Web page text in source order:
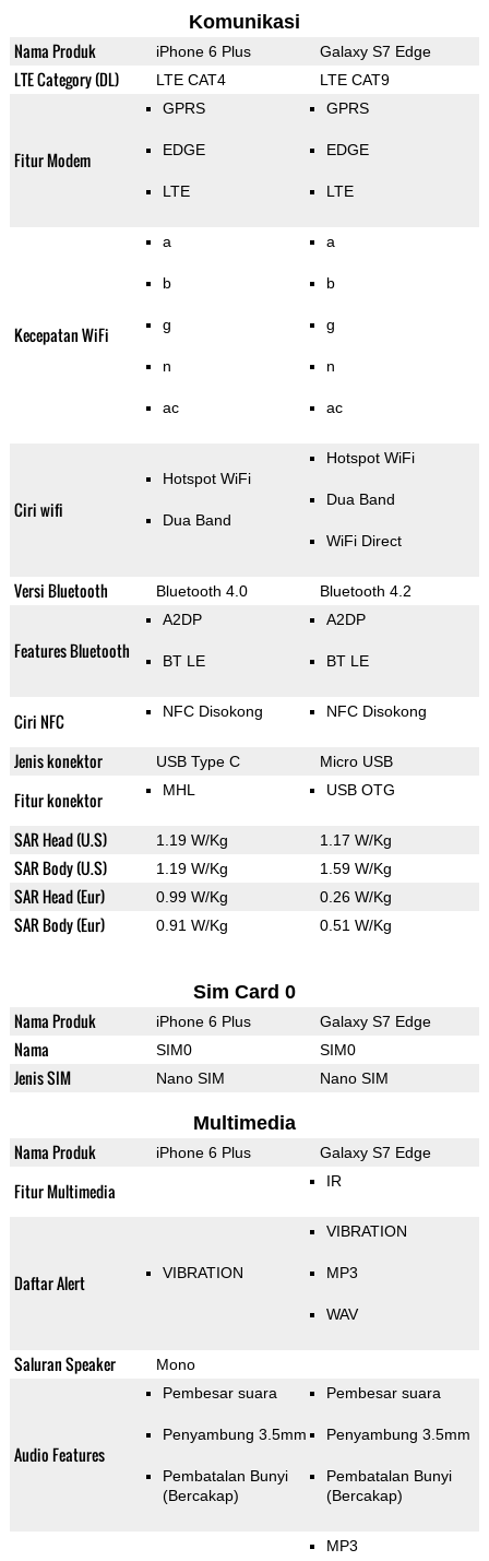
Komunikasi
Nama Produk iPhone 6 Plus Galaxy S7 Edge
LTE Category (DL) LTE CAT4 LTE CAT9
Fitur Modem
GPRS
EDGE
LTE
GPRS
EDGE
LTE
Kecepatan WiFi
a
b
g
n
ac
a
b
g
n
ac
Ciri wifi
Hotspot WiFi
Dua Band
Hotspot WiFi
Dua Band
WiFi Direct
Versi Bluetooth Bluetooth 4.0 Bluetooth 4.2
Features Bluetooth
A2DP
BT LE
A2DP
BT LE
Ciri NFC NFC Disokong NFC Disokong
Jenis konektor USB Type C Micro USB
Fitur konektor MHL USB OTG
SAR Head (U.S) 1.19 W/Kg 1.17 W/Kg
SAR Body (U.S) 1.19 W/Kg 1.59 W/Kg
SAR Head (Eur) 0.99 W/Kg 0.26 W/Kg
SAR Body (Eur) 0.91 W/Kg 0.51 W/Kg
Sim Card 0
Nama Produk iPhone 6 Plus Galaxy S7 Edge
Nama SIM0 SIM0
Jenis SIM Nano SIM Nano SIM
Multimedia
Nama Produk iPhone 6 Plus Galaxy S7 Edge
Fitur Multimedia IR
Daftar Alert VIBRATION
VIBRATION
MP3
WAV
Saluran Speaker Mono
Audio Features
Pembesar suara
Penyambung 3.5mm
Pembatalan Bunyi
(Bercakap)
Pembesar suara
Penyambung 3.5mm
Pembatalan Bunyi
(Bercakap)
MP3